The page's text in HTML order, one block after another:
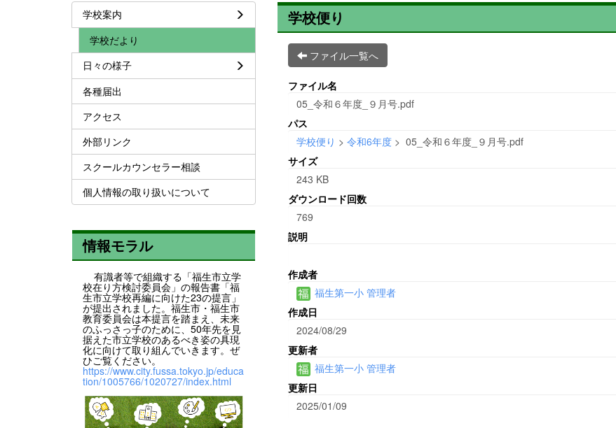
学校便り
ファイル一覧へ
ファイル名
05_令和６年度_９月号.pdf
パス
学校便り > 令和6年度> 05_令和６年度_９月号.pdf
サイズ
243 KB
ダウンロード回数
769
説明
作成者
福生第一小 管理者
作成日
2024/08/29
更新者
福生第一小 管理者
更新日
2025/01/09
学校案内
学校だより
日々の様子
各種届出
アクセス
外部リンク
スクールカウンセラー相談
個人情報の取り扱いについて
情報モラル
有識者等で組織する「福生市立学
校在り方検討委員会」の報告書「福
生市立学校再編に向けた23の提言」
が提出されました。福生市・福生市
教育委員会は本提言を踏まえ、未来
のふっさっ子のために、50年先を見
据えた市立学校のあるべき姿の具現
化に向けて取り組んでいきます。ぜ
ひご覧ください。
https://www.city.fussa.tokyo.jp/educa
tion/1005766/1020727/index.html